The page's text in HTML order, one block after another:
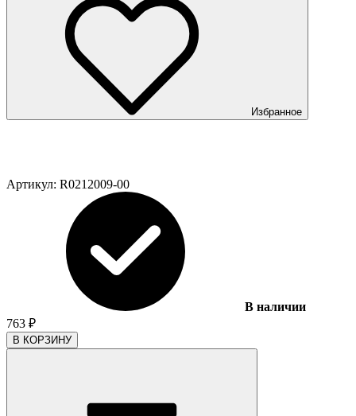
Избранное
Артикул: R0212009-00
В наличии
763 ₽
В КОРЗИНУ